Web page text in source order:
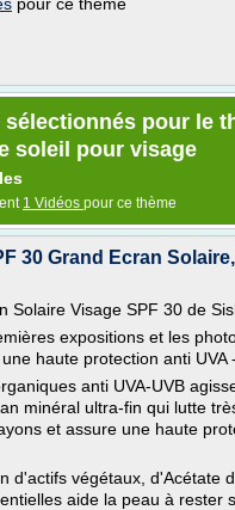
pour le
soleil pour visage
1 Vidéos pour ce thème
30 Grand Ecran
Solaire Visage SPF 30 de
expositions et les
haute protection anti UVA
anti UVA-UVB
minéral ultra-fin qui lutte
et assure une haute
d'actifs végétaux, d'Acétate
aide la peau à rester